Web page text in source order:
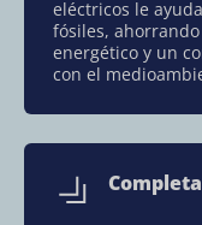
eléctricos le
fósiles,
energético y un
con el